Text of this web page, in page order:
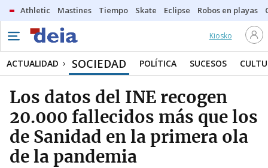
Athletic Mastines Tiempo Skate Eclipse Robos en playas
Kiosko
ACTUALIDAD SOCIEDAD POLÍTICA SUCESOS
Los datos del INE recogen
20.000 fallecidos más que los
de Sanidad en la primera ola
de la pandemia